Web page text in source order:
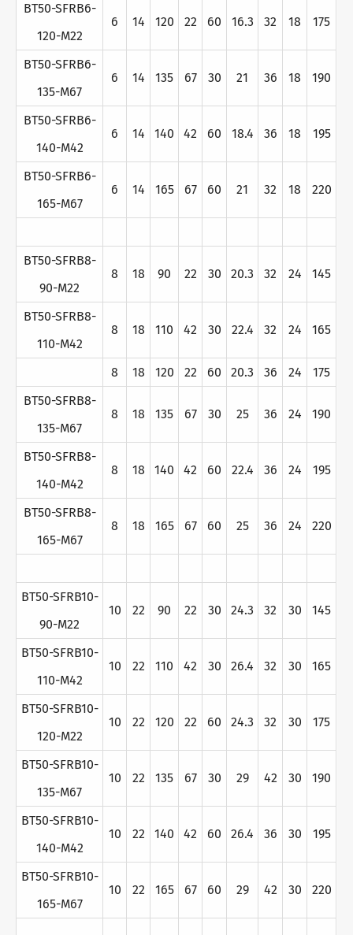
BT50-SFRB6-
120-M22
6 14 120 22 60 16.3 32 18 175
BT50-SFRB6-
135-M67
6 14 135 67 30 21 36 18 190
BT50-SFRB6-
140-M42
6 14 140 42 60 18.4 36 18 195
BT50-SFRB6-
165-M67
6 14 165 67 60 21 32 18 220
BT50-SFRB8-
90-M22
8 18 90 22 30 20.3 32 24 145
BT50-SFRB8-
110-M42
8 18 110 42 30 22.4 32 24 165
8 18 120 22 60 20.3 36 24
175
BT50-SFRB8-
135-M67
8 18 135 67 30 25 36 24 190
BT50-SFRB8-
140-M42
8 18 140 42 60 22.4 36 24 195
BT50-SFRB8-
165-M67
8 18 165 67 60 25 36 24 220
BT50-SFRB10-
90-M22
10 22 90 22 30 24.3 32 30 145
BT50-SFRB10-
110-M42
10 22 110 42 30 26.4 32 30 165
BT50-SFRB10-
120-M22
10 22 120 22 60 24.3 32 30 175
BT50-SFRB10-
135-M67
10 22 135 67 30 29 42 30 190
BT50-SFRB10-
140-M42
10 22 140 42 60 26.4 36 30 195
BT50-SFRB10-
165-M67
10 22 165 67 60 29 42 30 220